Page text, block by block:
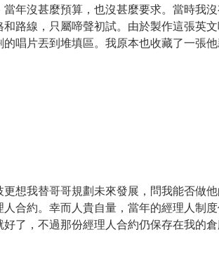
年沒甚麼預算，也沒甚麼要求。當時我
路線，只屬啼聲初試。由於製作這張英
唱片丟到堆填區。我原本也收藏了一張
想我替哥哥規劃未來發展，問我能否做
合約。幸而人貴自量，當年的經理人制
了，不過那份經理人合約仍保存在我的